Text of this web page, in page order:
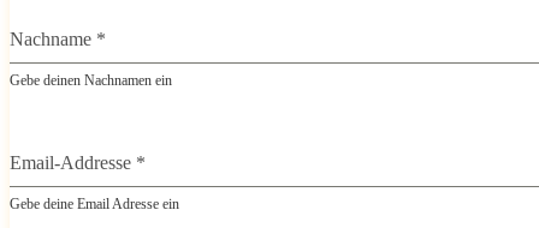
Nachname *
Gebe deinen Nachnamen ein
Email-Addresse *
Gebe deine Email Adresse ein